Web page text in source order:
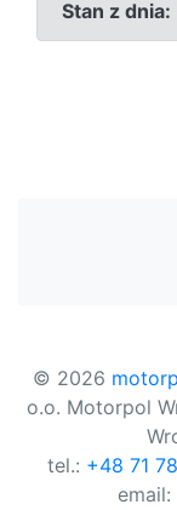
Stan z dnia:
© 2026
o.o. Motorpol
tel.: +48 71
email: